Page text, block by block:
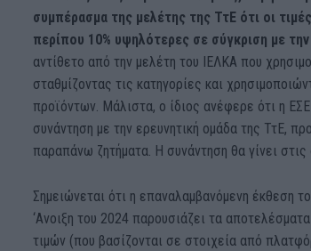
συμπέρασμα της μελέτης της ΤτΕ ότι οι
περίπου 10% υψηλότερες σε σύγκριση με
αντίθετο από την μελέτη του ΙΕΛΚΑ που
σταθμίζοντας τις κατηγορίες και
προϊόντων. Μάλιστα, ο ίδιος ανέφερε ότι η
συνάντηση με την ερευνητική ομάδα της ΤτΕ,
παραπάνω ζητήματα. Η συνάντηση θα γίνει
Σημειώνεται ότι η επαναλαμβανόμενη έκθεση
‘Ανοιξη του 2024 παρουσιάζει τα
τιμών (που βασίζονται σε στοιχεία από